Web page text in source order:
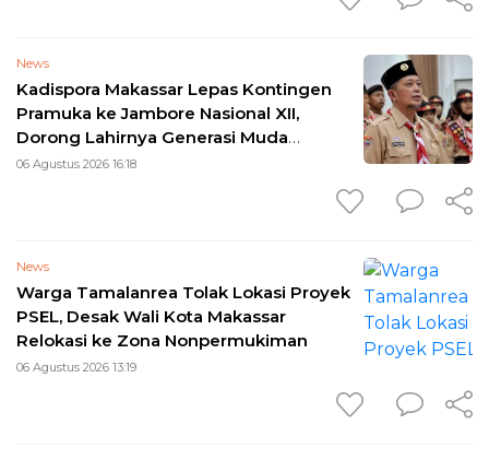
News
Kadispora Makassar Lepas Kontingen
Pramuka ke Jambore Nasional XII,
Dorong Lahirnya Generasi Muda
Berkarakter
06 Agustus 2026 16:18
News
Warga Tamalanrea Tolak Lokasi Proyek
PSEL, Desak Wali Kota Makassar
Relokasi ke Zona Nonpermukiman
06 Agustus 2026 13:19